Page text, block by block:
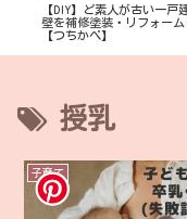
【DIY】ど素人が古い一戸
壁を補修塗装・リフォーム
【つちかべ】
授乳
子育て